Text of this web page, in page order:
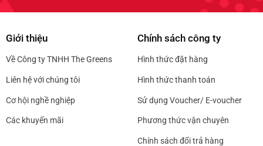
Giới thiệu
Về Công ty TNHH The Greens
Liên hệ với chúng tôi
Cơ hội nghề nghiệp
Các khuyến mãi
Chính sách công ty
Hình thức đặt hàng
Hình thức thanh toán
Sử dụng Voucher/ E-voucher
Phương thức vận chuyên
Chính sách đổi trả hàng